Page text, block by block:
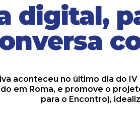
digital,
aconteceu no último dia do IV
em Roma, e promove o
para o Encontro),